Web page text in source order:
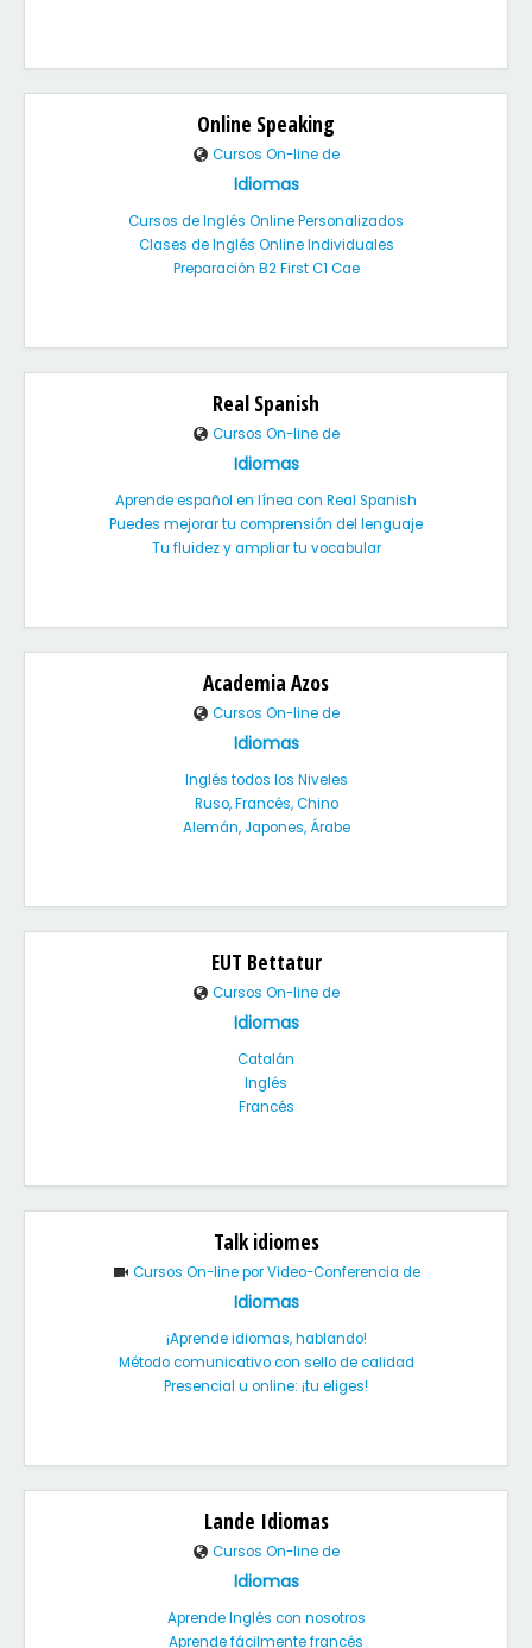
Online Speaking
Cursos On-line de
Idiomas
Cursos de Inglés Online Personalizados
Clases de Inglés Online Individuales
Preparación B2 First C1 Cae
Real Spanish
Cursos On-line de
Idiomas
Aprende español en línea con Real Spanish
Puedes mejorar tu comprensión del lenguaje
Tu fluidez y ampliar tu vocabular
Academia Azos
Cursos On-line de
Idiomas
Inglés todos los Niveles
Ruso, Francés, Chino
Alemán, Japones, Árabe
EUT Bettatur
Cursos On-line de
Idiomas
Catalán
Inglés
Francés
Talk idiomes
Cursos On-line por Video-Conferencia de
Idiomas
¡Aprende idiomas, hablando!
Método comunicativo con sello de calidad
Presencial u online: ¡tu eliges!
Lande Idiomas
Cursos On-line de
Idiomas
Aprende Inglés con nosotros
Aprende fácilmente francés